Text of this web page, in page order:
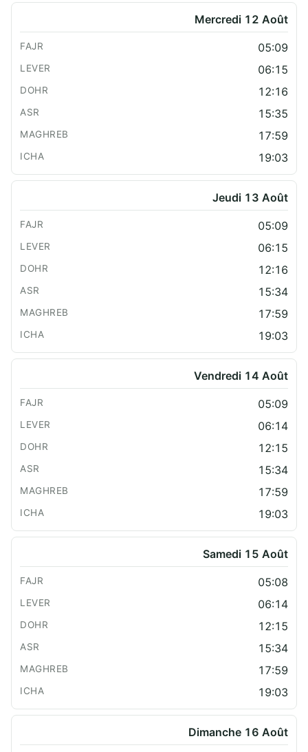
Mercredi 12 Août
05:09
06:15
12:16
15:35
17:59
19:03
Jeudi 13 Août
05:09
06:15
12:16
15:34
17:59
19:03
Vendredi 14 Août
05:09
06:14
12:15
15:34
17:59
19:03
Samedi 15 Août
05:08
06:14
12:15
15:34
17:59
19:03
Dimanche 16 Août